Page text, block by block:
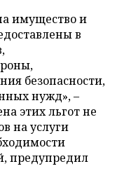
имущество и
в
безопасности,
нужд», –
этих льгот не
на услуги
предупредил